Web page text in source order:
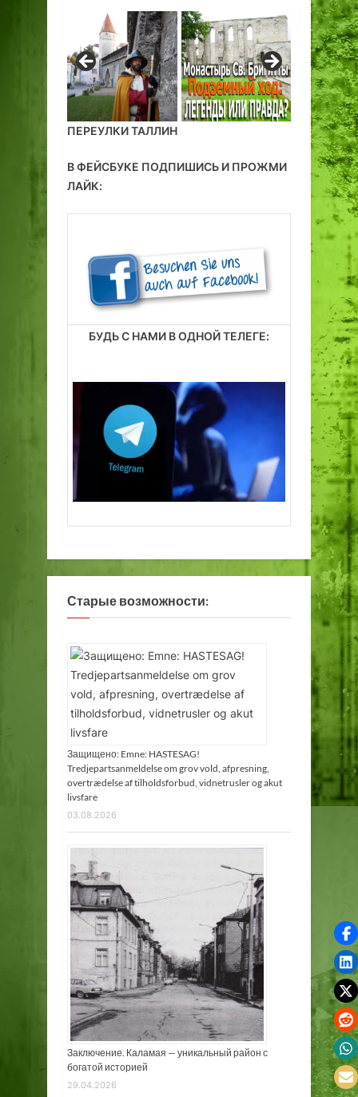
ПЕРЕУЛКИ ТАЛЛИН
В ФЕЙСБУКЕ ПОДПИШИСЬ И ПРОЖМИ
ЛАЙК:
БУДЬ С НАМИ В ОДНОЙ ТЕЛЕГЕ:
Старые возможности:
Защищено: Emne: HASTESAG!
Tredjepartsanmeldelse om grov vold, afpresning,
overtrædelse af tilholdsforbud, vidnetrusler og akut
livsfare
03.08.2026
Заключение. Каламая — уникальный район с
богатой историей
29.04.2026